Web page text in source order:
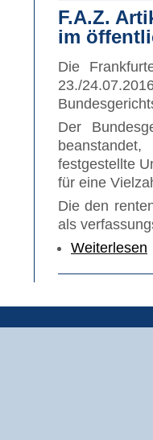
F.A.Z.
im
Die
23./
Der
festgestellte
für eine
Die den
als
Weiterlesen